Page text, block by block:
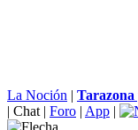
La Noción | Tarazona
| Chat | Foro | App |